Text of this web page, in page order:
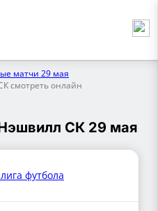
матчи 29 мая
смотреть онлайн
СК 29 мая
футбола